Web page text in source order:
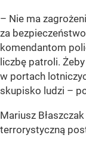
– Nie ma
za
komendantom
liczbę patroli.
w portach
skupisko ludzi –
Mariusz
terrorystyczną